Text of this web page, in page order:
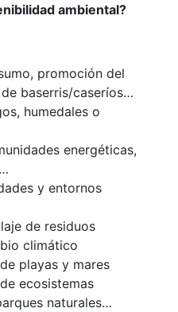
ambiental?
promoción del
baserris/caseríos…
humedales o
energéticas,
y entornos
de residuos
climático
playas y mares
ecosistemas
naturales…